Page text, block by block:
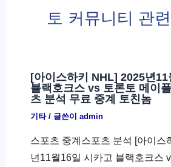
토 커뮤니티 관
[아이스하키 NHL] 2025년
블랙호크스 vs 토론토 메이
츠 분석 무료 중계 토친놈
기타/ 글쓴이 admin
스포츠 중계스포츠 분석 [아이스
년11월16일 시카고 블랙호크스